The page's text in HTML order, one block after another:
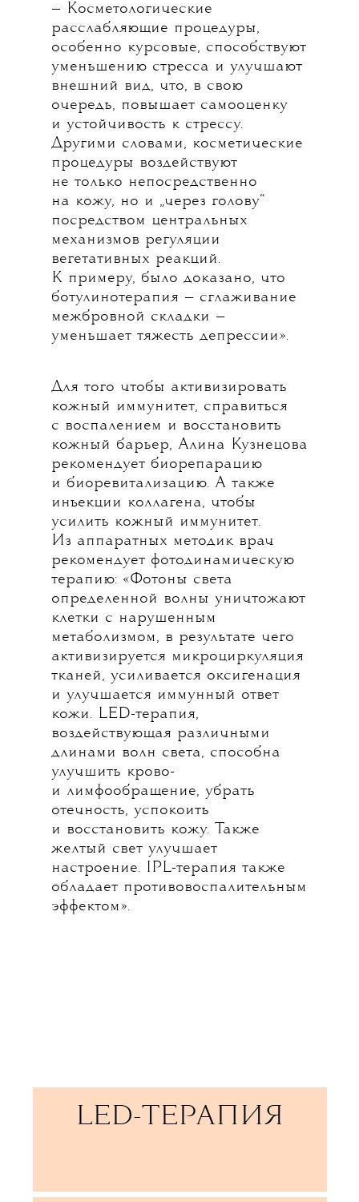
— Косметологические
расслабляющие процедуры,
особенно курсовые, способствуют
уменьшению стресса и улучшают
внешний вид, что, в свою
очередь, повышает самооценку
и устойчивость к стрессу.
Другими словами, косметические
процедуры воздействуют
не только непосредственно
на кожу, но и „через голову“
посредством центральных
механизмов регуляции
вегетативных реакций.
К примеру, было доказано, что
ботулинотерапия — сглаживание
межбровной складки —
уменьшает тяжесть депрессии».
Для того чтобы активизировать
кожный иммунитет, справиться
с воспалением и восстановить
кожный барьер, Алина Кузнецова
рекомендует биорепарацию
и биоревитализацию. А также
инъекции коллагена, чтобы
усилить кожный иммунитет.
Из аппаратных методик врач
рекомендует фотодинамическую
терапию: «Фотоны света
определенной волны уничтожают
клетки с нарушенным
метаболизмом, в результате чего
активизируется микроциркуляция
тканей, усиливается оксигенация
и улучшается иммунный ответ
кожи. LED-терапия,
воздействующая различными
длинами волн света, способна
улучшить крово-
и лимфообращение, убрать
отечность, успокоить
и восстановить кожу. Также
желтый свет улучшает
настроение. IPL-терапия также
обладает противовоспалительным
эффектом».
LED-ТЕРАПИЯ